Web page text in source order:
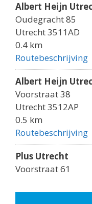
Albert Heijn
Oudegracht 85
Utrecht 3511AD
0.4 km
Routebeschrijving
Albert Heijn
Voorstraat 38
Utrecht 3512AP
0.5 km
Routebeschrijving
Plus Utrecht
Voorstraat 61
0.5 km